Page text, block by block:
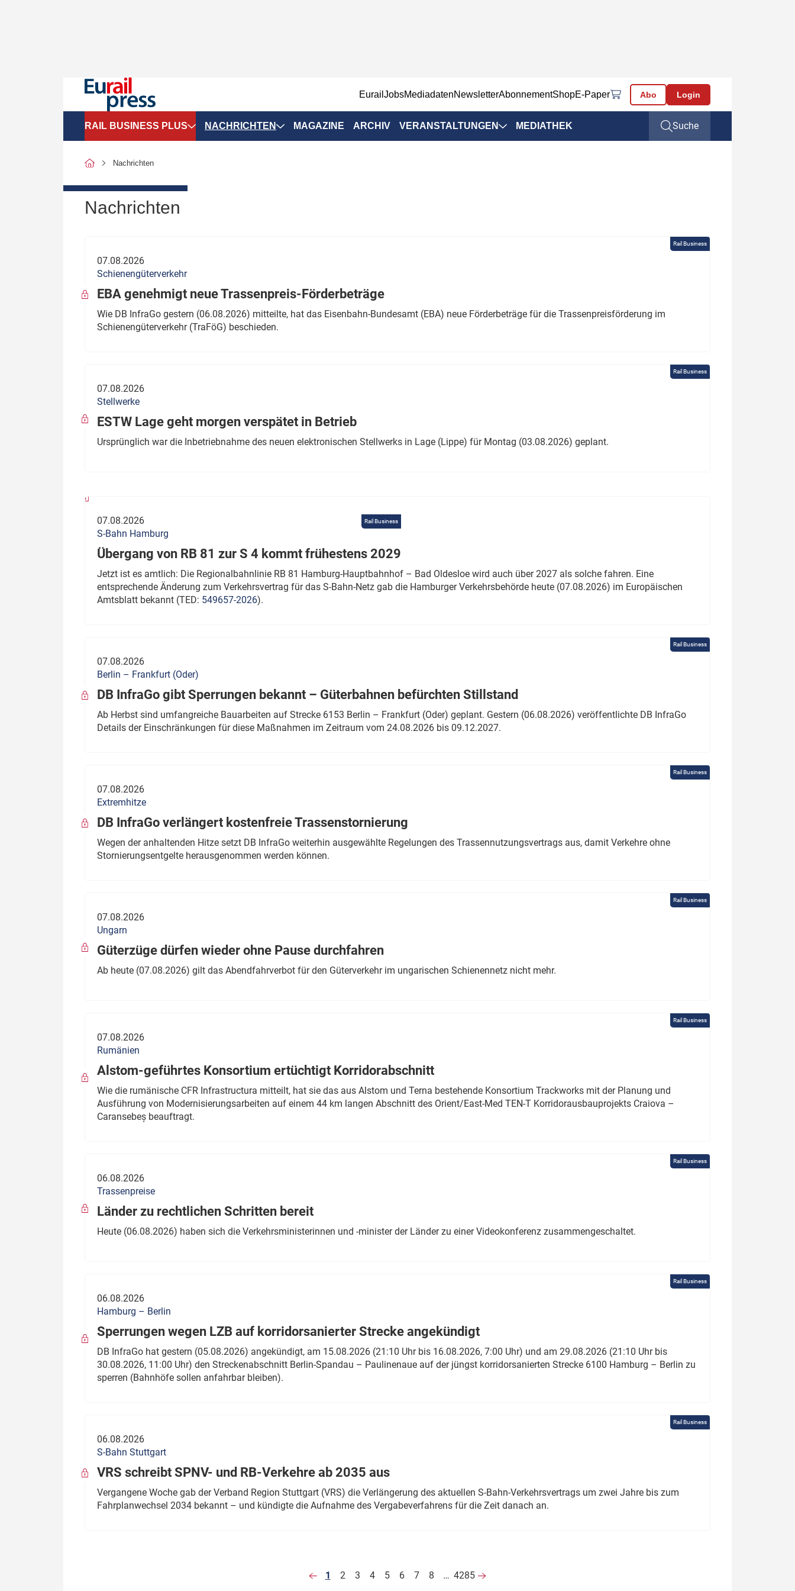
EurailJobsMediadatenNewsletterAbonnementShopE-Paper Abo Login
RAIL BUSINESS PLUS
SPNV-Marktdaten
Politik
Verbände: Wer spricht für
wen?
Thema des Monats
Dossier: Generalsanierung
Dossier: ETCS
NACHRICHTEN
Infrastruktur & Ausrüstung
ÖPNV
MAGAZINE ARCHIV VERANSTALTUNGEN MEDIATHEK Suche
Nachrichten
Nachrichten
Rail Business
07.08.2026
Schienengüterverkehr
EBA genehmigt neue Trassenpreis-Förderbeträge
Wie DB InfraGo gestern (06.08.2026) mitteilte, hat das Eisenbahn-Bundesamt (EBA) neue Förderbeträge für die Trassenpreisförderung im
Schienengüterverkehr (TraFöG) beschieden.
Rail Business
07.08.2026
Stellwerke
ESTW Lage geht morgen verspätet in Betrieb
Ursprünglich war die Inbetriebnahme des neuen elektronischen Stellwerks in Lage (Lippe) für Montag (03.08.2026) geplant.
Rail Business
07.08.2026
S-Bahn Hamburg
Übergang von RB 81 zur S 4 kommt frühestens 2029
Jetzt ist es amtlich: Die Regionalbahnlinie RB 81 Hamburg-Hauptbahnhof – Bad Oldesloe wird auch über 2027 als solche fahren. Eine
entsprechende Änderung zum Verkehrsvertrag für das S-Bahn-Netz gab die Hamburger Verkehrsbehörde heute (07.08.2026) im Europäischen
Amtsblatt bekannt (TED: 549657-2026).
Rail Business
07.08.2026
Berlin – Frankfurt (Oder)
DB InfraGo gibt Sperrungen bekannt – Güterbahnen befürchten Stillstand
Ab Herbst sind umfangreiche Bauarbeiten auf Strecke 6153 Berlin – Frankfurt (Oder) geplant. Gestern (06.08.2026) veröffentlichte DB InfraGo
Details der Einschränkungen für diese Maßnahmen im Zeitraum vom 24.08.2026 bis 09.12.2027.
Rail Business
07.08.2026
Extremhitze
DB InfraGo verlängert kostenfreie Trassenstornierung
Wegen der anhaltenden Hitze setzt DB InfraGo weiterhin ausgewählte Regelungen des Trassennutzungsvertrags aus, damit Verkehre ohne
Stornierungsentgelte herausgenommen werden können.
Rail Business
07.08.2026
Ungarn
Güterzüge dürfen wieder ohne Pause durchfahren
Ab heute (07.08.2026) gilt das Abendfahrverbot für den Güterverkehr im ungarischen Schienennetz nicht mehr.
Rail Business
07.08.2026
Rumänien
Alstom-geführtes Konsortium ertüchtigt Korridorabschnitt
Wie die rumänische CFR Infrastructura mitteilt, hat sie das aus Alstom und Terna bestehende Konsortium Trackworks mit der Planung und
Ausführung von Modernisierungsarbeiten auf einem 44 km langen Abschnitt des Orient/East-Med TEN-T Korridorausbauprojekts Craiova –
Caransebeș beauftragt.
Rail Business
06.08.2026
Trassenpreise
Länder zu rechtlichen Schritten bereit
Heute (06.08.2026) haben sich die Verkehrsministerinnen und -minister der Länder zu einer Videokonferenz zusammengeschaltet.
Rail Business
06.08.2026
Hamburg – Berlin
Sperrungen wegen LZB auf korridorsanierter Strecke angekündigt
DB InfraGo hat gestern (05.08.2026) angekündigt, am 15.08.2026 (21:10 Uhr bis 16.08.2026, 7:00 Uhr) und am 29.08.2026 (21:10 Uhr bis
30.08.2026, 11:00 Uhr) den Streckenabschnitt Berlin-Spandau – Paulinenaue auf der jüngst korridorsanierten Strecke 6100 Hamburg – Berlin zu
sperren (Bahnhöfe sollen anfahrbar bleiben).
Rail Business
06.08.2026
S-Bahn Stuttgart
VRS schreibt SPNV- und RB-Verkehre ab 2035 aus
Vergangene Woche gab der Verband Region Stuttgart (VRS) die Verlängerung des aktuellen S-Bahn-Verkehrsvertrags um zwei Jahre bis zum
Fahrplanwechsel 2034 bekannt – und kündigte die Aufnahme des Vergabeverfahrens für die Zeit danach an.
1 2 3 4 5 6 7 8 … 4285